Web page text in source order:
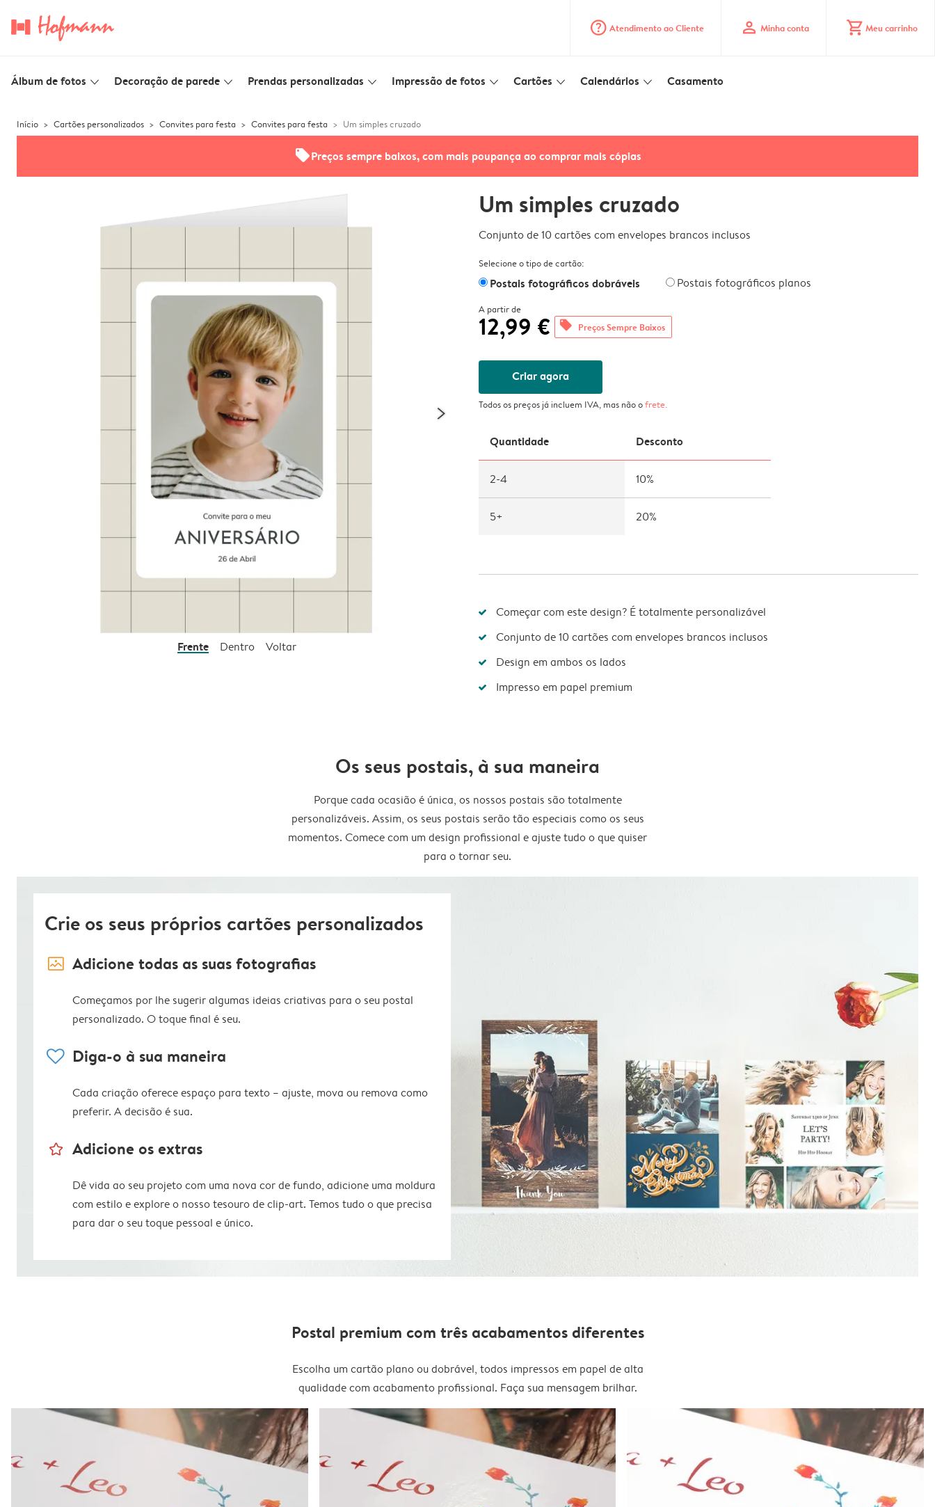
question_mark_circle Atendimento ao Cliente profile Minha conta shopping_cart Meu carrinho
Álbum de fotos slim_arrow_down Decoração de parede slim_arrow_down Prendas personalizadas slim_arrow_down Impressão de fotos slim_arrow_down Cartões slim_arrow_down Calendários slim_arrow_down Casamento
Início Cartões personalizados Convites para festa Convites para festa Um simples cruzado
offersPreços sempre baixos, com mais poupança ao comprar mais cópias
Frente Dentro Voltar
Um simples cruzado
Conjunto de 10 cartões com envelopes brancos inclusos
Selecione o tipo de cartão:
Postais fotográficos dobráveis Postais fotográficos planos
A partir de
12,99 € offers Preços Sempre Baixos
Criar agora
Todos os preços já incluem IVA, mas não ofrete.
Quantidade Desconto
2-4 10%
5+ 20%
Começar com este design? É totalmente personalizável
Conjunto de 10 cartões com envelopes brancos inclusos
Design em ambos os lados
Impresso em papel premium
Os seus postais, à sua maneira
Porque cada ocasião é única, os nossos postais são totalmente
personalizáveis. Assim, os seus postais serão tão especiais como os seus
momentos. Comece com um design profissional e ajuste tudo o que quiser
para o tornar seu.
Crie os seus próprios cartões personalizados
image_placeholder Adicione todas as suas fotografias
Começamos por lhe sugerir algumas ideias criativas para o seu postal
personalizado. O toque final é seu.
heart Diga-o à sua maneira
Cada criação oferece espaço para texto – ajuste, mova ou remova como
preferir. A decisão é sua.
star_outline Adicione os extras
Dê vida ao seu projeto com uma nova cor de fundo, adicione uma moldura
com estilo e explore o nosso tesouro de clip-art. Temos tudo o que precisa
para dar o seu toque pessoal e único.
Postal premium com três acabamentos diferentes
Escolha um cartão plano ou dobrável, todos impressos em papel de alta
qualidade com acabamento profissional. Faça sua mensagem brilhar.